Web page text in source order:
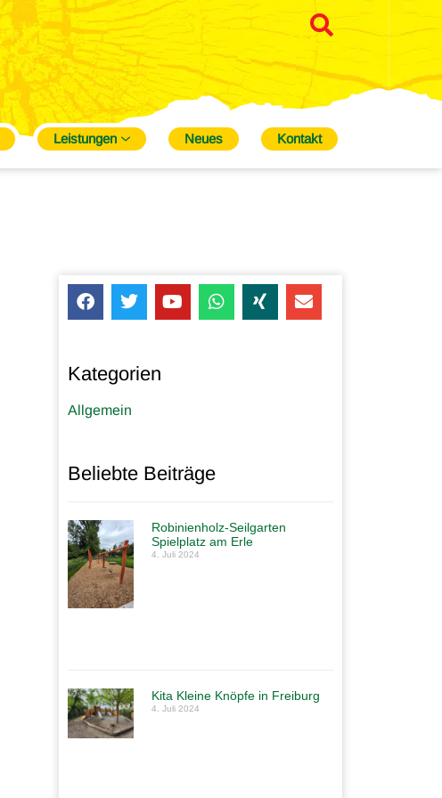
Leistungen Neues Kontakt
Kategorien
Allgemein
Beliebte Beiträge
Robinienholz-Seilgarten
Spielplatz am Erle
4. Juli 2024
Kita Kleine Knöpfe in Freiburg
4. Juli 2024